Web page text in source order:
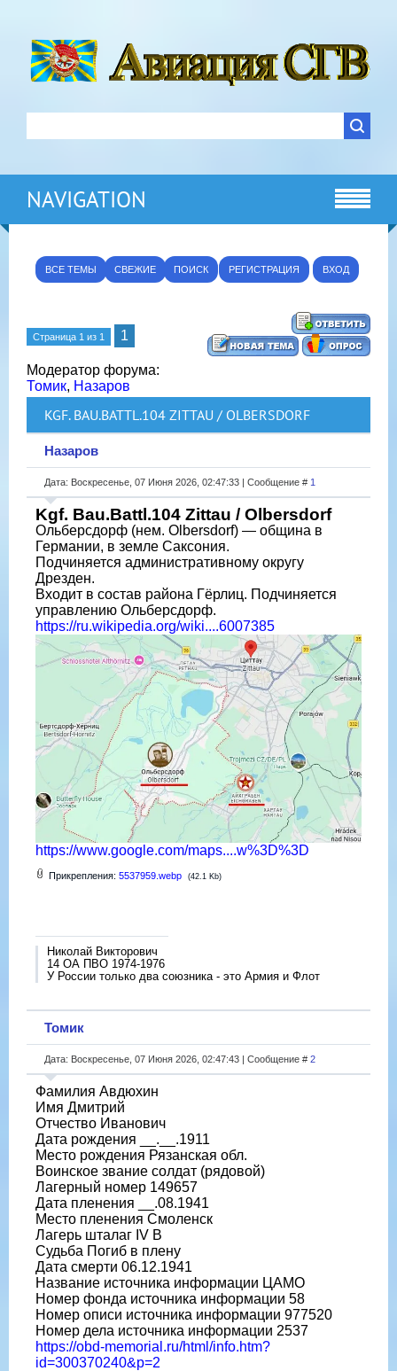
NAVIGATION
ВСЕ ТЕМЫ СВЕЖИЕ ПОИСК РЕГИСТРАЦИЯ ВХОД
Страница 1 из 1 1
Модератор форума:
Томик, Назаров
KGF. ВАU.BATTL.104 ZITTAU / OLBERSDORF
Назаров
Дата: Воскресенье, 07 Июня 2026, 02:47:33 | Сообщение # 1
Kgf. Ваu.Battl.104 Zittau / Olbersdorf
Ольберсдорф (нем. Olbersdorf) — община в
Германии, в земле Саксония.
Подчиняется административному округу
Дрезден.
Входит в состав района Гёрлиц. Подчиняется
управлению Ольберсдорф.
https://ru.wikipedia.org/wiki....6007385
https://www.google.com/maps....w%3D%3D
Прикрепления: 5537959.webp (42.1 Kb)
Николай Викторович
14 ОА ПВО 1974-1976
У России только два союзника - это Армия и Флот
Томик
Дата: Воскресенье, 07 Июня 2026, 02:47:43 | Сообщение # 2
Фамилия Авдюхин
Имя Дмитрий
Отчество Иванович
Дата рождения __.__.1911
Место рождения Рязанская обл.
Воинское звание солдат (рядовой)
Лагерный номер 149657
Дата пленения __.08.1941
Место пленения Смоленск
Лагерь шталаг IV B
Судьба Погиб в плену
Дата смерти 06.12.1941
Название источника информации ЦАМО
Номер фонда источника информации 58
Номер описи источника информации 977520
Номер дела источника информации 2537
https://obd-memorial.ru/html/info.htm?
id=300370240&p=2